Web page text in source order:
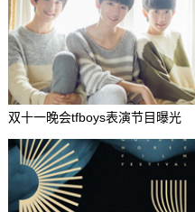
双十一晚会tfboys表演节目曝光